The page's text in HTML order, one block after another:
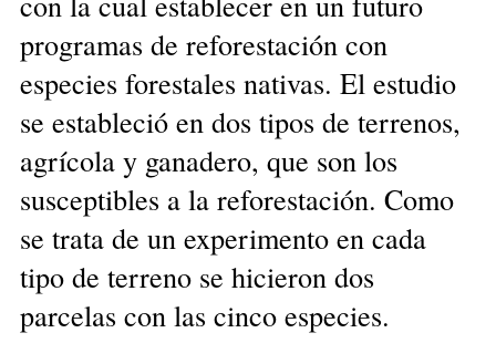
programas de reforestación con
especies forestales nativas. El estudio
se estableció en dos tipos de terrenos,
agrícola y ganadero, que son los
susceptibles a la reforestación. Como
se trata de un experimento en cada
tipo de terreno se hicieron dos
parcelas con las cinco especies.